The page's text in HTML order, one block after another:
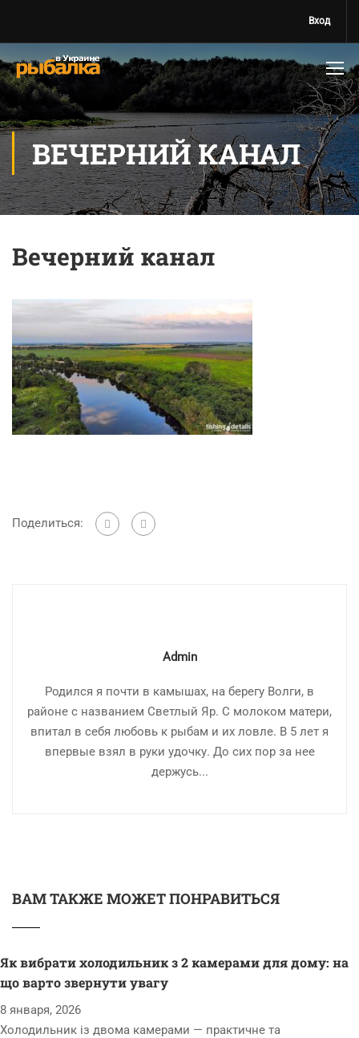
Вход
ВЕЧЕРНИЙ КАНАЛ
Вечерний канал
Поделиться:
Admin
Родился я почти в камышах, на берегу Волги, в
районе с названием Светлый Яр. С молоком матери,
впитал в себя любовь к рыбам и их ловле. В 5 лет я
впервые взял в руки удочку. До сих пор за нее
держусь...
ВАМ ТАКЖЕ МОЖЕТ ПОНРАВИТЬСЯ
Як вибрати холодильник з 2 камерами для дому: на
що варто звернути увагу
8 января, 2026
Холодильник із двома камерами — практичне та